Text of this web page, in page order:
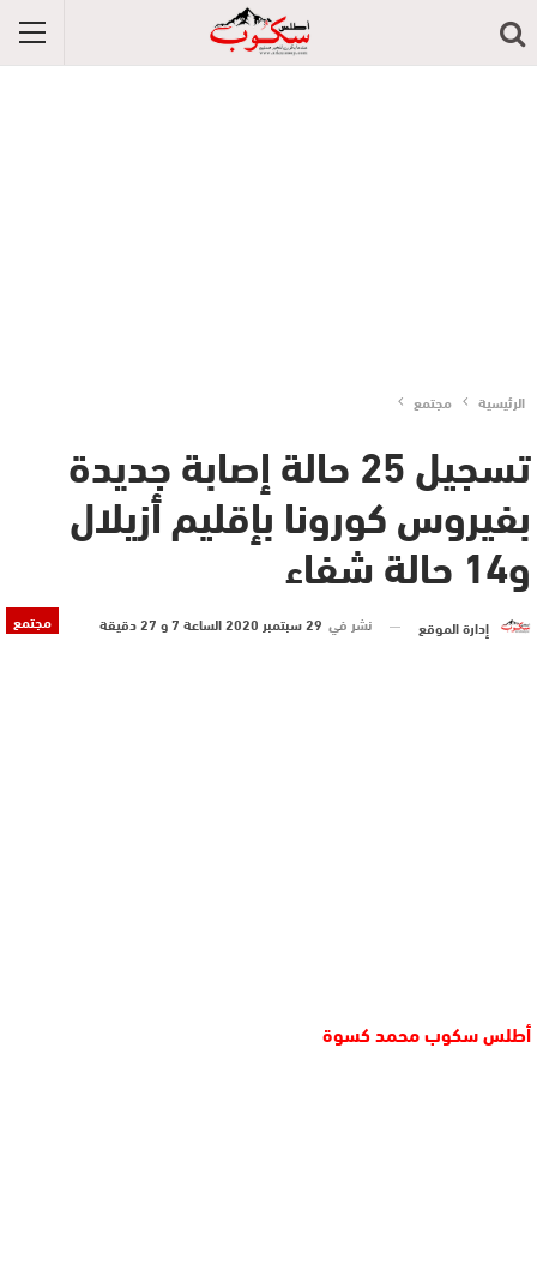
الرئيسية مجتمع
تسجيل 25 حالة إصابة جديدة
بفيروس كورونا بإقليم أزيلال
و14 حالة شفاء
مجتمع إدارة الموقع نشر في 29 سبتمبر 2020 الساعة 7 و 27 دقيقة
أطلس سكوب محمد كسوة